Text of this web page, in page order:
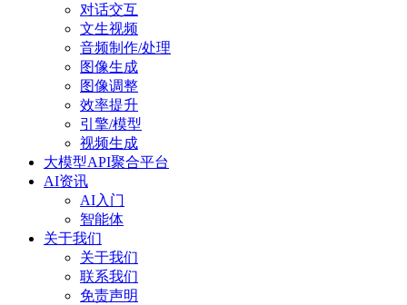
对话交互
文生视频
音频制作/处理
图像生成
图像调整
效率提升
引擎/模型
视频生成
大模型API聚合平台
AI资讯
AI入门
智能体
关于我们
关于我们
联系我们
免责声明